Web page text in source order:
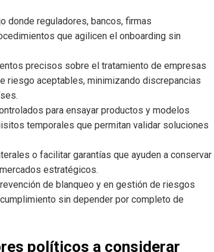
donde reguladores, bancos, firmas
que agilicen el onboarding sin
precisos sobre el tratamiento de empresas
riesgo aceptables, minimizando discrepancias
para ensayar productos y modelos
temporales que permitan validar soluciones
o facilitar garantías que ayuden a conservar
estratégicos.
de blanqueo y en gestión de riesgos
sin depender por completo de
políticos a considerar